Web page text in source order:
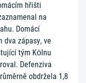
hřišti
na
Domácí
dva zápasy, ve
tým Kölnu
Defenziva
obdržela 1,8